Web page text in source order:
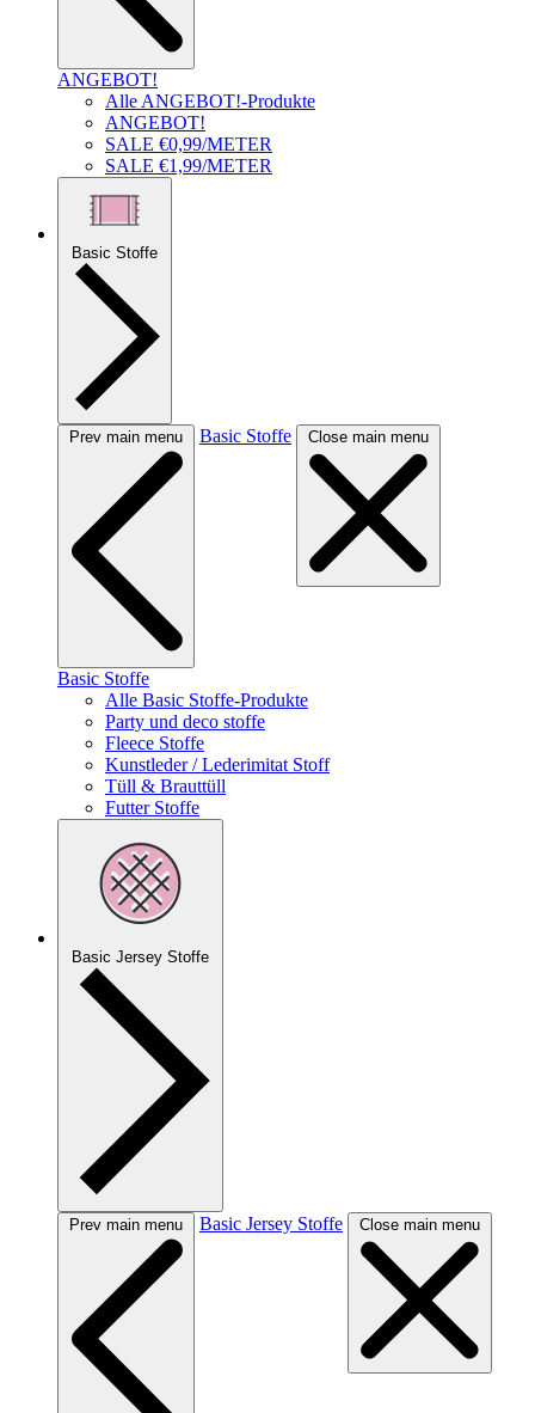
ANGEBOT!
Alle ANGEBOT!-Produkte
ANGEBOT!
SALE €0,99/METER
SALE €1,99/METER
Basic Stoffe
Prev main menu Basic Stoffe Close main menu
Basic Stoffe
Alle Basic Stoffe-Produkte
Party und deco stoffe
Fleece Stoffe
Kunstleder / Lederimitat Stoff
Tüll & Brauttüll
Futter Stoffe
Basic Jersey Stoffe
Prev main menu Basic Jersey Stoffe Close main menu